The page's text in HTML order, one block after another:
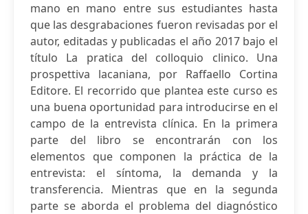
mano en mano entre sus estudiantes hasta
que las desgrabaciones fueron revisadas por el
autor, editadas y publicadas el año 2017 bajo el
título La pratica del colloquio clinico. Una
prospettiva lacaniana, por Raffaello Cortina
Editore. El recorrido que plantea este curso es
una buena oportunidad para introducirse en el
campo de la entrevista clínica. En la primera
parte del libro se encontrarán con los
elementos que componen la práctica de la
entrevista: el síntoma, la demanda y la
transferencia. Mientras que en la segunda
parte se aborda el problema del diagnóstico